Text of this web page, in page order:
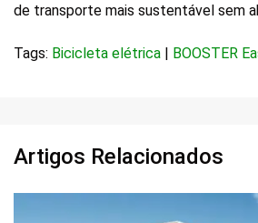
de transporte mais sustentável sem
Tags: Bicicleta elétrica | BOOSTER
Artigos Relacionados